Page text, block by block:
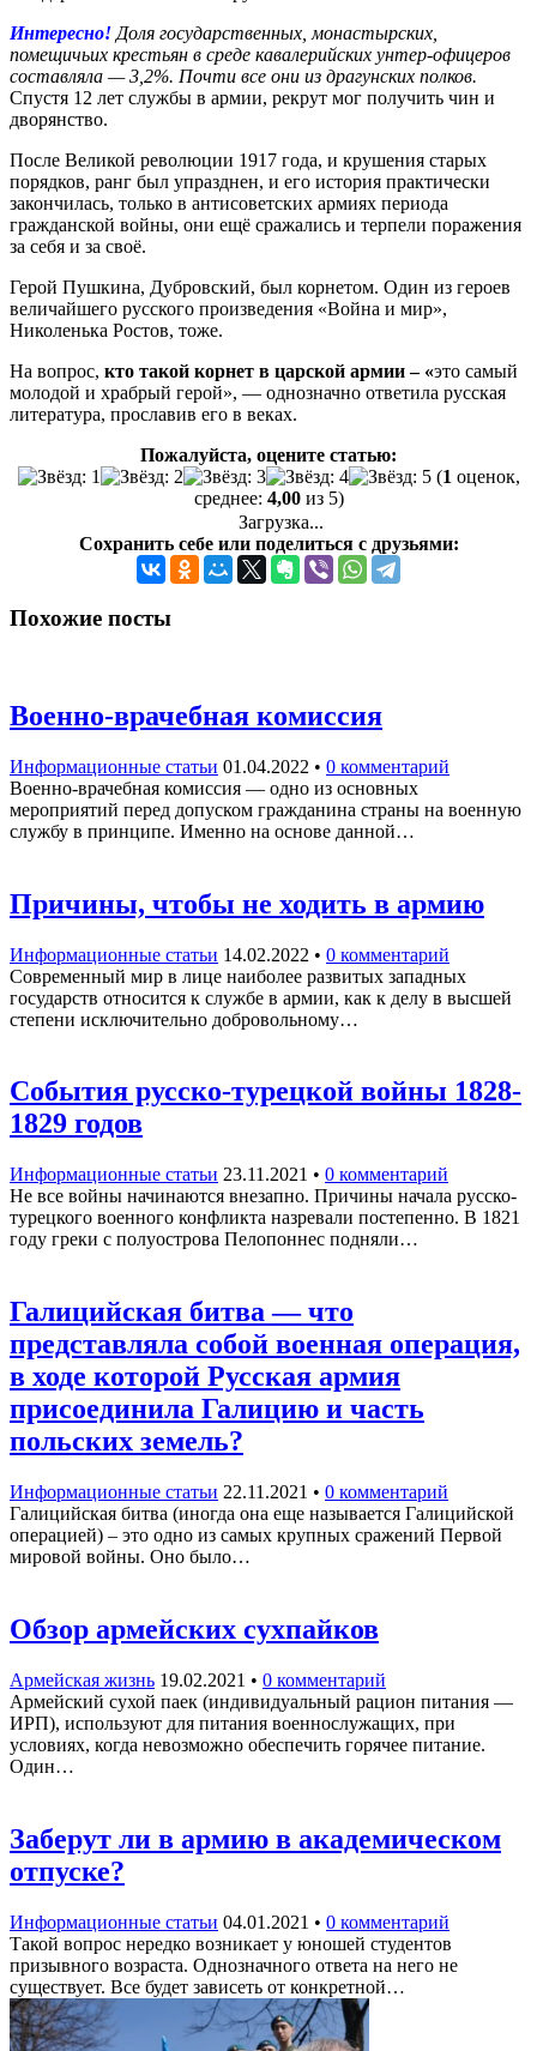
Интересно! Доля государственных, монастырских,
помещичьих крестьян в среде кавалерийских унтер-офицеров
составляла — 3,2%. Почти все они из драгунских полков.
Спустя 12 лет службы в армии, рекрут мог получить чин и
дворянство.
После Великой революции 1917 года, и крушения старых
порядков, ранг был упразднен, и его история практически
закончилась, только в антисоветских армиях периода
гражданской войны, они ещё сражались и терпели поражения
за себя и за своё.
Герой Пушкина, Дубровский, был корнетом. Один из героев
величайшего русского произведения «Война и мир»,
Николенька Ростов, тоже.
На вопрос, кто такой корнет в царской армии – «это самый
молодой и храбрый герой», — однозначно ответила русская
литература, прославив его в веках.
Пожалуйста, оцените статью:
(1 оценок,
среднее: 4,00из 5)
Загрузка...
Сохранить себе или поделиться с друзьями:
Похожие посты
Военно-врачебная комиссия
Информационные статьи 01.04.2022 • 0 комментарий
Военно-врачебная комиссия — одно из основных
мероприятий перед допуском гражданина страны на военную
службу в принципе. Именно на основе данной…
Причины, чтобы не ходить в армию
Информационные статьи 14.02.2022 • 0 комментарий
Современный мир в лице наиболее развитых западных
государств относится к службе в армии, как к делу в высшей
степени исключительно добровольному…
События русско-турецкой войны 1828-
1829 годов
Информационные статьи 23.11.2021 • 0 комментарий
Не все войны начинаются внезапно. Причины начала русско-
турецкого военного конфликта назревали постепенно. В 1821
году греки с полуострова Пелопоннес подняли…
Галицийская битва — что
представляла собой военная операция,
в ходе которой Русская армия
присоединила Галицию и часть
польских земель?
Информационные статьи 22.11.2021 • 0 комментарий
Галицийская битва (иногда она еще называется Галицийской
операцией) – это одно из самых крупных сражений Первой
мировой войны. Оно было…
Обзор армейских сухпайков
Армейская жизнь 19.02.2021 • 0 комментарий
Армейский сухой паек (индивидуальный рацион питания —
ИРП), используют для питания военнослужащих, при
условиях, когда невозможно обеспечить горячее питание.
Один…
Заберут ли в армию в академическом
отпуске?
Информационные статьи 04.01.2021 • 0 комментарий
Такой вопрос нередко возникает у юношей студентов
призывного возраста. Однозначного ответа на него не
существует. Все будет зависеть от конкретной…